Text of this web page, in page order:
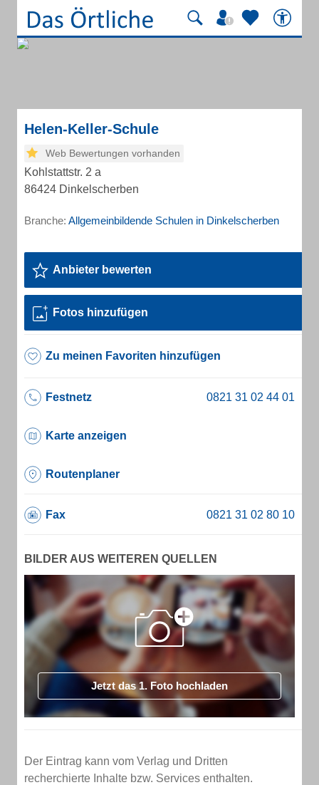
Helen-Keller-Schule
Web Bewertungen vorhanden
Kohlstattstr. 2 a
86424 Dinkelscherben
Branche: Allgemeinbildende Schulen in Dinkelscherben
Anbieter bewerten
Fotos hinzufügen
Zu meinen Favoriten hinzufügen
Festnetz
Karte anzeigen
Routenplaner
Fax
BILDER AUS WEITEREN QUELLEN
Jetzt das 1. Foto hochladen
Der Eintrag kann vom Verlag und Dritten
recherchierte Inhalte bzw. Services enthalten.